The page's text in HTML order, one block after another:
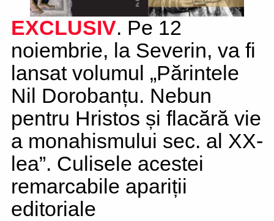
EXCLUSIV. Pe 12
noiembrie, la Severin, va fi
lansat volumul „Părintele
Nil Dorobanțu. Nebun
pentru Hristos și flacără vie
a monahismului sec. al XX-
lea”. Culisele acestei
remarcabile apariții
editoriale